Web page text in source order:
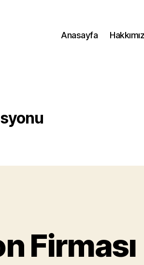
Anasayfa
Firması